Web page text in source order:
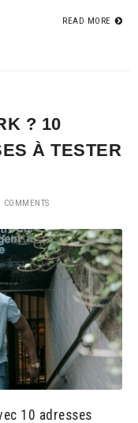
READ MORE
? 10
À TESTER
COMMENTS
10 adresses